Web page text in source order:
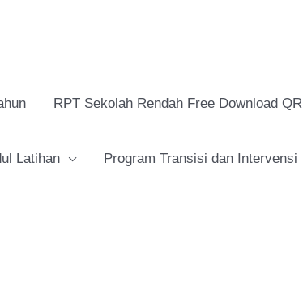
RPT Sekolah Rendah Free Download QR
Latihan Program Transisi dan Intervensi